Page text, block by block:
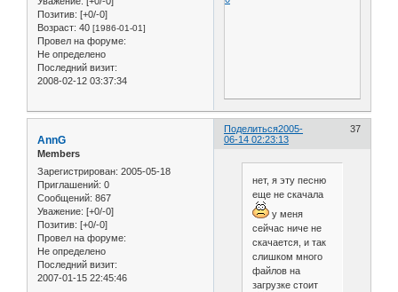
Позитив: [+0/-0]
Возраст: 40 [1986-01-01]
Провел на форуме:
Не определено
Последний визит:
2008-02-12 03:37:34
Поделиться 37
2005-
06-14 02:23:13
AnnG
Members
Зарегистрирован: 2005-05-18
Приглашений: 0
Сообщений: 867
Уважение: [+0/-0]
Позитив: [+0/-0]
Провел на форуме:
Не определено
Последний визит:
2007-01-15 22:45:46
нет, я эту песню
еще не скачала
у меня
сейчас ниче не
скачается, и так
слишком много
файлов на
загрузке стоит